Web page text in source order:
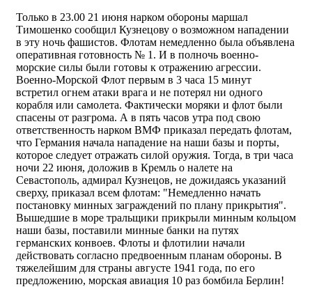
Только в 23.00 21 июня нарком обороны маршал
Тимошенко сообщил Кузнецову о возможном нападении
в эту ночь фашистов. Флотам немедленно была объявлена
оперативная готовность № 1. И в полночь военно-
морские силы были готовы к отражению агрессии.
Военно-Морской Флот первым в 3 часа 15 минут
встретил огнем атаки врага и не потерял ни одного
корабля или самолета. Фактически моряки и флот были
спасены от разгрома. А в пять часов утра под свою
ответственность нарком ВМФ приказал передать флотам,
что Германия начала нападение на наши базы и порты,
которое следует отражать силой оружия. Тогда, в три часа
ночи 22 июня, доложив в Кремль о налете на
Севастополь, адмирал Кузнецов, не дожидаясь указаний
сверху, приказал всем флотам: "Немедленно начать
постановку минных заграждений по плану прикрытия".
Вышедшие в море тральщики прикрыли минным кольцом
наши базы, поставили минные банки на путях
германских конвоев. Флоты и флотилии начали
действовать согласно предвоенным планам обороны. В
тяжелейшим для страны августе 1941 года, по его
предложению, морская авиация 10 раз бомбила Берлин!